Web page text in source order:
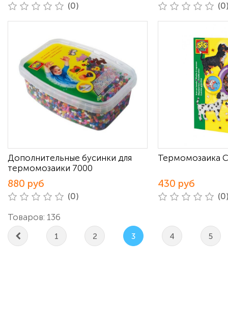
(0)
Дополнительные бусинки для
термомозаики 7000
880 руб
(0)
Термомозаика
430 руб
Товаров: 136
1 2 3 4 5